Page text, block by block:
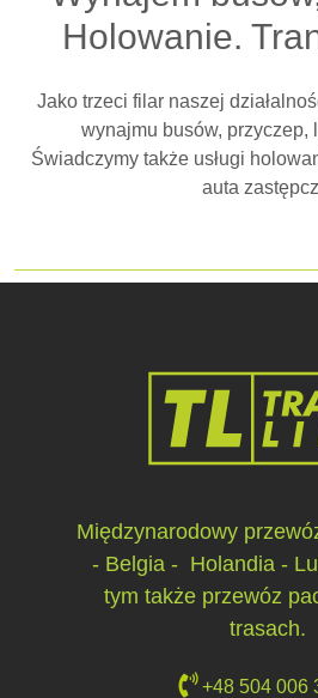
Holowanie.
Jako trzeci filar naszej
wynajmu busów, przyczep,
Świadczymy także usługi
auta
Międzynarodowy
- Belgia - Holandia -
tym także przewóz
trasach.
+48 504 006